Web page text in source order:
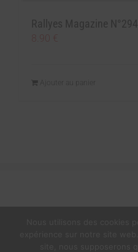
Rallyes Magazine N°294
Ajouter au panier